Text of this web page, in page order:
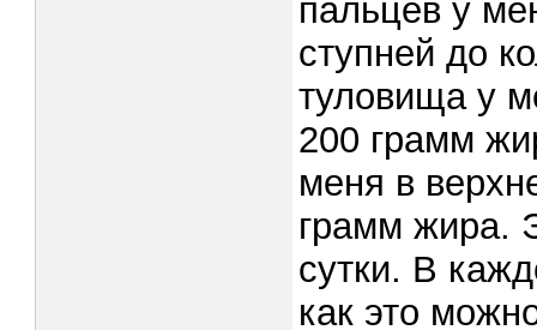
пальцев у
ступней до
туловища у
200 грамм
меня в
грамм жира.
сутки. В
как это